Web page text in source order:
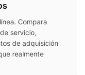
Compara
servicio,
de adquisición
realmente